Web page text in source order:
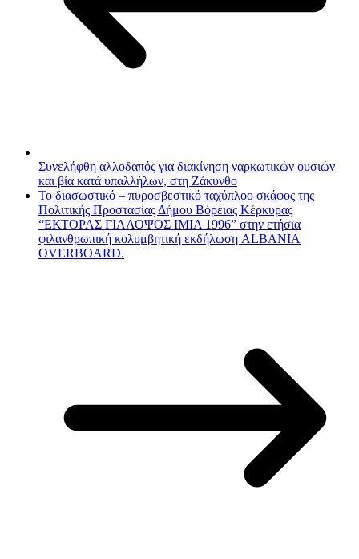
Συνελήφθη αλλοδαπός για διακίνηση ναρκωτικών ουσιών
και βία κατά υπαλλήλων, στη Ζάκυνθο
Το διασωστικό – πυροσβεστικό ταχύπλοο σκάφος της
Πολιτικής Προστασίας Δήμου Βόρειας Κέρκυρας
“ΕΚΤΟΡΑΣ ΓΙΑΛΟΨΟΣ ΙΜΙΑ 1996” στην ετήσια
φιλανθρωπική κολυμβητική εκδήλωση ALBANIA
OVERBOARD.